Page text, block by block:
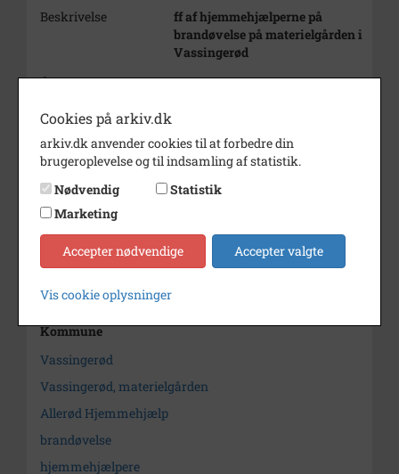
Beskrivelse
ff af hjemmehjælperne på
brandøvelse på materielgården i
Vassingerød
Årstal
1999
Dateringsnote
Fotograf
Ulla Hemmje
Arkiv
Kontakt arkivet
Kommune
Vassingerød
Vassingerød, materielgården
Allerød Hjemmehjælp
brandøvelse
hjemmehjælpere
Cookies på arkiv.dk
arkiv.dk anvender cookies til at forbedre din
brugeroplevelse og til indsamling af statistik.
Nødvendig
Statistik
Marketing
Accepter nødvendige Accepter valgte
Vis cookie oplysninger